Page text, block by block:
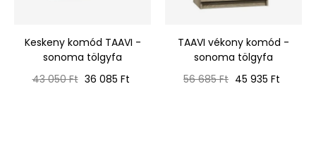
Keskeny komód TAAVI -
sonoma tölgyfa
Normál
43 050 Ft Ár
36 085 Ft
TAAVI vékony komód -
sonoma tölgyfa
Normál
56 685 Ft Ár
45 935 Ft